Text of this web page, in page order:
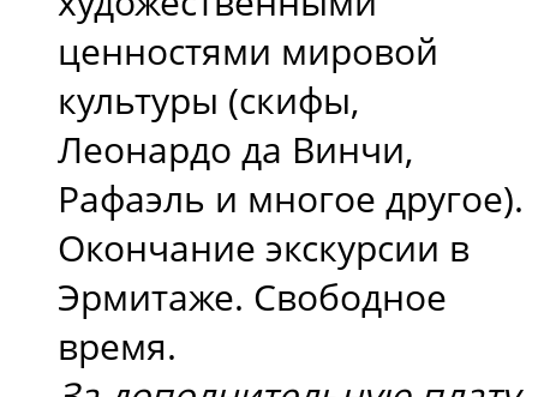
ценностями мировой
культуры (скифы,
Леонардо да Винчи,
Рафаэль и многое другое).
Окончание экскурсии в
Эрмитаже. Свободное
время.